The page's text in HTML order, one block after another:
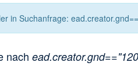
in Suchanfrage:
nach